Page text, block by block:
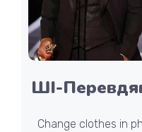
ШІ-
Change clothes in